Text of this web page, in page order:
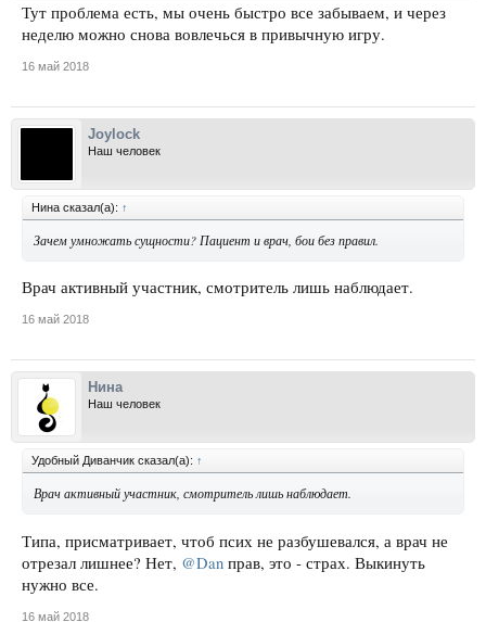
Тут проблема есть, мы очень быстро все забываем, и через
неделю можно снова вовлечься в привычную игру.
16 май 2018
Joylock
Наш человек
Нина сказал(а): ↑
Зачем умножать сущности? Пациент и врач, бои без правил.
Врач активный участник, смотритель лишь наблюдает.
16 май 2018
Нина
Наш человек
Удобный Диванчик сказал(а): ↑
Врач активный участник, смотритель лишь наблюдает.
Типа, присматривает, чтоб псих не разбушевался, а врач не
отрезал лишнее? Нет, @Dan прав, это - страх. Выкинуть
нужно все.
16 май 2018